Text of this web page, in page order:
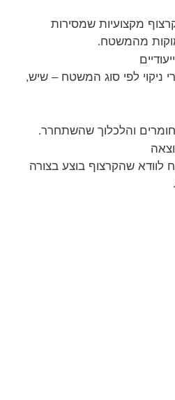
מקצועיות שמסירות
מהמשטח.
ניקוי לפי סוג המשטח – שיש,
והלכלוך שהשתחרר.
שהקרצוף בוצע בצורה
.